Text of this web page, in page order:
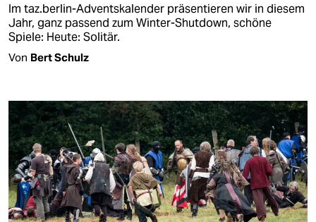
Im taz.berlin-Adventskalender präsentieren wir in diesem
Jahr, ganz passend zum Winter-Shutdown, schöne
Spiele: Heute: Solitär.
Von Bert Schulz